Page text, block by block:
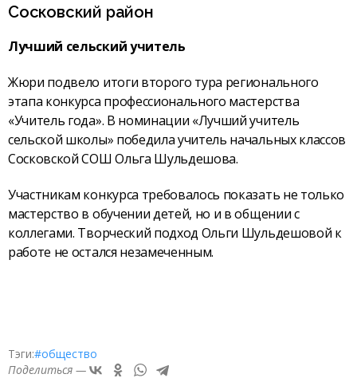
Сосковский район
Лучший сельский учитель
Жюри подвело итоги второго тура регионального
этапа конкурса профессионального мастерства
«Учитель года». В номинации «Лучший учитель
сельской школы» победила учитель начальных классов
Сосковской СОШ Ольга Шульдешова.
Участникам конкурса требовалось показать не только
мастерство в обучении детей, но и в общении с
коллегами. Творческий подход Ольги Шульдешовой к
работе не остался незамеченным.
Тэги:#общество
Поделиться —